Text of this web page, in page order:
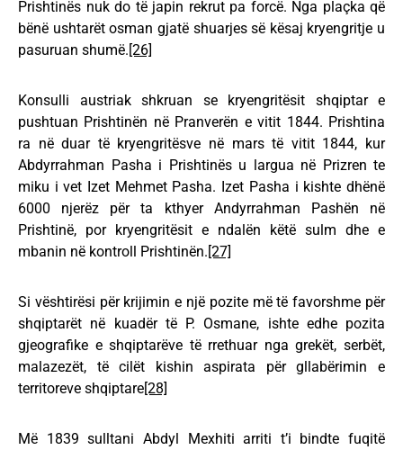
Prishtinës nuk do të japin rekrut pa forcë. Nga plaçka që
bënë ushtarët osman gjatë shuarjes së kësaj kryengritje u
pasuruan shumë.[26]
Konsulli austriak shkruan se kryengritësit shqiptar e
pushtuan Prishtinën në Pranverën e vitit 1844. Prishtina
ra në duar të kryengritësve në mars të vitit 1844, kur
Abdyrrahman Pasha i Prishtinës u largua në Prizren te
miku i vet Izet Mehmet Pasha. Izet Pasha i kishte dhënë
6000 njerëz për ta kthyer Andyrrahman Pashën në
Prishtinë, por kryengritësit e ndalën këtë sulm dhe e
mbanin në kontroll Prishtinën.[27]
Si vështirësi për krijimin e një pozite më të favorshme për
shqiptarët në kuadër të P. Osmane, ishte edhe pozita
gjeografike e shqiptarëve të rrethuar nga grekët, serbët,
malazezët, të cilët kishin aspirata për gllabërimin e
territoreve shqiptare[28]
Më 1839 sulltani Abdyl Mexhiti arriti t’i bindte fuqitë